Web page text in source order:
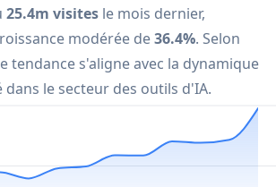
25.4m visites le mois dernier,
modérée de36.4%. Selon
tendance s'aligne avec la dynamique
le secteur des outils d'IA.